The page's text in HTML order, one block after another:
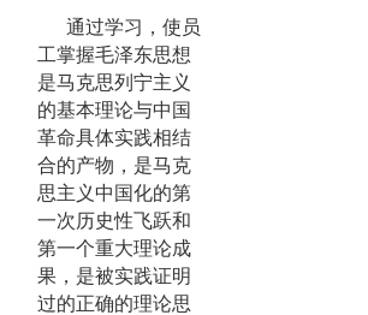
通过学习，使员
工掌握毛泽东思想
是马克思列宁主义
的基本理论与中国
革命具体实践相结
合的产物，是马克
思主义中国化的第
一次历史性飞跃和
第一个重大理论成
果，是被实践证明
过的正确的理论思